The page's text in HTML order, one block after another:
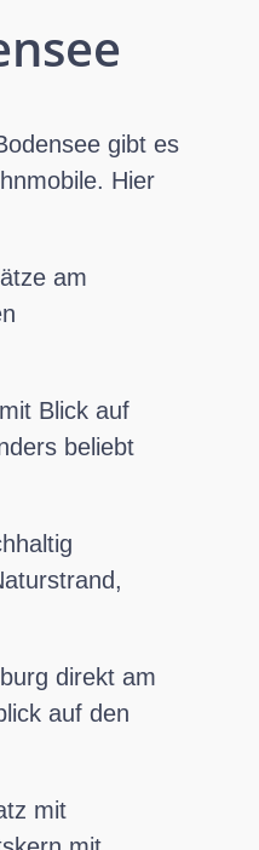
gibt es
Hier
am
Blick auf
beliebt
direkt am
auf den
mit